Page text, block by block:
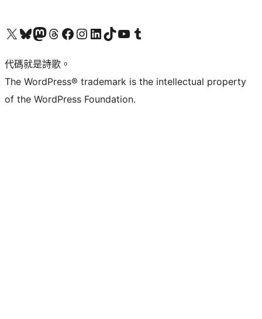
Visit our X (formerly Twitter) account
Visit our Bluesky account
Visit our Mastodon account
Visit our Threads account
訪問我們的 Facebook 專頁Visit our Instagram account
Visit our LinkedIn account
Visit our TikTok account
Visit our YouTube channel
Visit our Tumblr account
代碼就是詩歌。
The WordPress® trademark is the intellectual property
of the WordPress Foundation.